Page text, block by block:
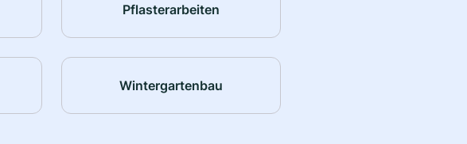
Pflasterarbeiten
Wintergartenbau